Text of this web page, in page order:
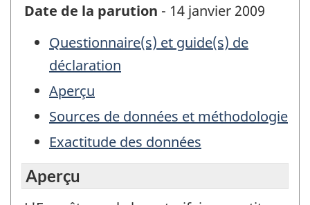
Date de la parution - 14 janvier 2009
Questionnaire(s) et guide(s) de
déclaration
Aperçu
Sources de données et méthodologie
Exactitude des données
Aperçu